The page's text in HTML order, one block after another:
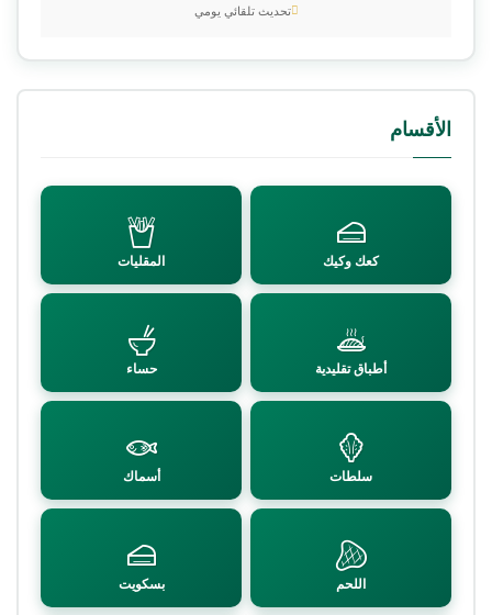
تحديث تلقائي يومي
الأقسام
كعك وكيك المقليات
أطباق تقليدية حساء
سلطات أسماك
اللحم بسكويت